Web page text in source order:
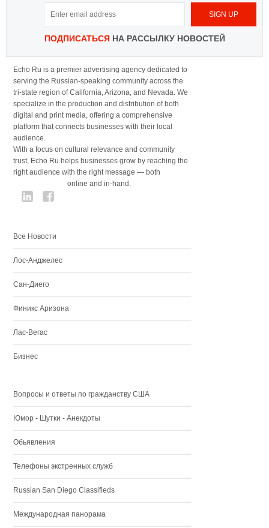
ПОДПИСАТЬСЯНА РАССЫЛКУ НОВОСТЕЙ
Echo Ru is a premier advertising agency dedicated to
serving the Russian-speaking community across the
tri-state region of California, Arizona, and Nevada. We
specialize in the production and distribution of both
digital and print media, offering a comprehensive
platform that connects businesses with their local
audience.
With a focus on cultural relevance and community
trust, Echo Ru helps businesses grow by reaching the
right audience with the right message — both
online and in-hand.
Все Новости
Лос-Анджелес
Сан-Диего
Финикс Аризона
Лас-Вегас
Бизнес
Вопросы и ответы по гражданству США
Юмор - Шутки - Анекдоты
Обьявления
Телефоны экстренных служб
Russian San Diego Classifieds
Международная панорама